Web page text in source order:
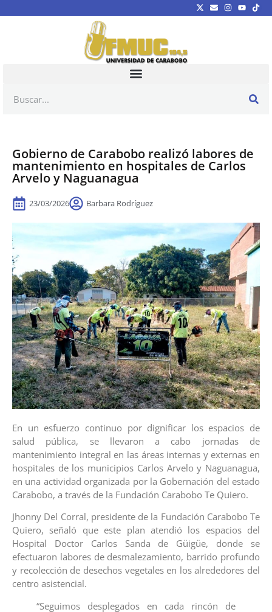
Gobierno de Carabobo realizó labores de
mantenimiento en hospitales de Carlos
Arvelo y Naguanagua
23/03/2026 Barbara Rodríguez
En un esfuerzo continuo por dignificar los espacios de
salud pública, se llevaron a cabo jornadas de
mantenimiento integral en las áreas internas y externas en
hospitales de los municipios Carlos Arvelo y Naguanagua,
en una actividad organizada por la Gobernación del estado
Carabobo, a través de la Fundación Carabobo Te Quiero.
Jhonny Del Corral, presidente de la Fundación Carabobo Te
Quiero, señaló que este plan atendió los espacios del
Hospital Doctor Carlos Sanda de Güigüe, donde se
efectuaron labores de desmalezamiento, barrido profundo
y recolección de desechos vegetales en los alrededores del
centro asistencial.
“Seguimos desplegados en cada rincón de